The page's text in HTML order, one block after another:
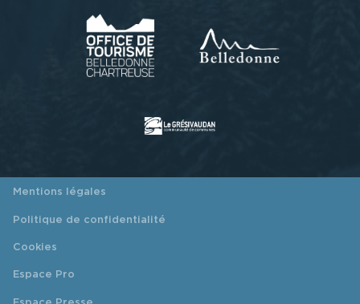
Mentions légales
Politique de confidentialité
Cookies
Espace Pro
Espace Presse